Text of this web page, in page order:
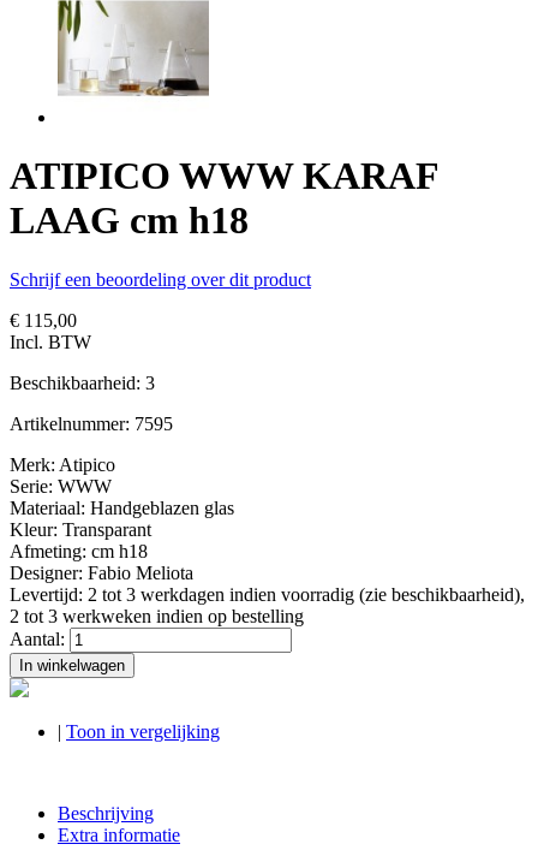
ATIPICO WWW KARAF
LAAG cm h18
Schrijf een beoordeling over dit product
€ 115,00
Incl. BTW
Beschikbaarheid: 3
Artikelnummer: 7595
Merk: Atipico
Serie: WWW
Materiaal: Handgeblazen glas
Kleur: Transparant
Afmeting: cm h18
Designer: Fabio Meliota
Levertijd: 2 tot 3 werkdagen indien voorradig (zie beschikbaarheid),
2 tot 3 werkweken indien op bestelling
Aantal:
In winkelwagen
| Toon in vergelijking
Beschrijving
Extra informatie